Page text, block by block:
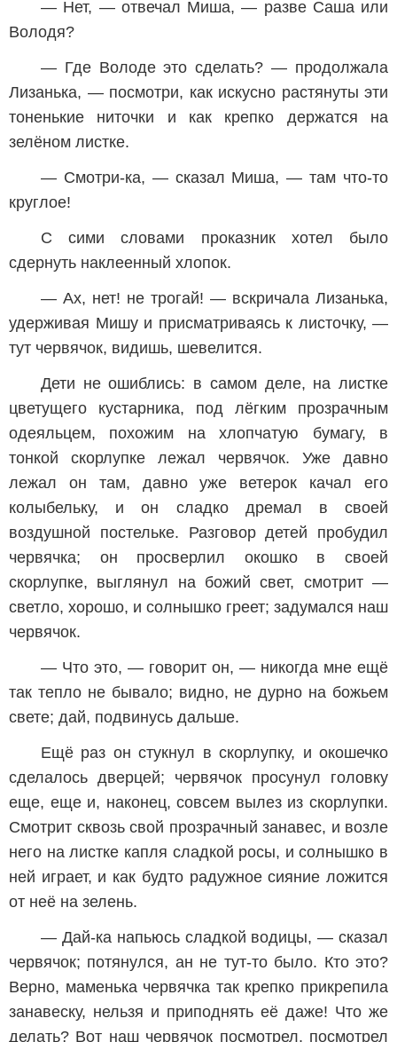
— Нет, — отвечал Миша, — разве Саша или
Володя?
— Где Володе это сделать? — продолжала
Лизанька, — посмотри, как искусно растянуты эти
тоненькие ниточки и как крепко держатся на
зелёном листке.
— Смотри-ка, — сказал Миша, — там что-то
круглое!
С сими словами проказник хотел было
сдернуть наклеенный хлопок.
— Ах, нет! не трогай! — вскричала Лизанька,
удерживая Мишу и присматриваясь к листочку, —
тут червячок, видишь, шевелится.
Дети не ошиблись: в самом деле, на листке
цветущего кустарника, под лёгким прозрачным
одеяльцем, похожим на хлопчатую бумагу, в
тонкой скорлупке лежал червячок. Уже давно
лежал он там, давно уже ветерок качал его
колыбельку, и он сладко дремал в своей
воздушной постельке. Разговор детей пробудил
червячка; он просверлил окошко в своей
скорлупке, выглянул на божий свет, смотрит —
светло, хорошо, и солнышко греет; задумался наш
червячок.
— Что это, — говорит он, — никогда мне ещё
так тепло не бывало; видно, не дурно на божьем
свете; дай, подвинусь дальше.
Ещё раз он стукнул в скорлупку, и окошечко
сделалось дверцей; червячок просунул головку
еще, еще и, наконец, совсем вылез из скорлупки.
Смотрит сквозь свой прозрачный занавес, и возле
него на листке капля сладкой росы, и солнышко в
ней играет, и как будто радужное сияние ложится
от неё на зелень.
— Дай-ка напьюсь сладкой водицы, — сказал
червячок; потянулся, ан не тут-то было. Кто это?
Верно, маменька червячка так крепко прикрепила
занавеску, нельзя и приподнять её даже! Что же
делать? Вот наш червячок посмотрел, посмотрел